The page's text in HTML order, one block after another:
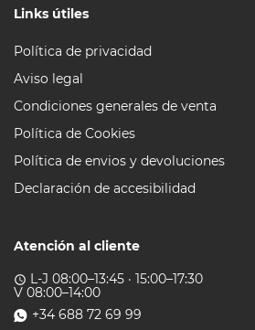
Links útiles
Política de privacidad
Aviso legal
Condiciones generales de venta
Política de Cookies
Política de envios y devoluciones
Declaración de accesibilidad
Atención al cliente
access_time L-J 08:00–13:45 · 15:00–17:30
V 08:00–14:00
+34 688 72 69 99